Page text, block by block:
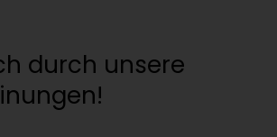
durch unsere